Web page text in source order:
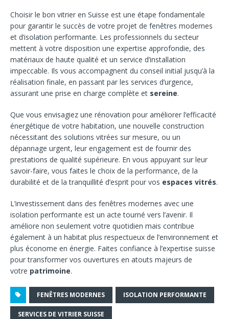
Choisir le bon vitrier en Suisse est une étape fondamentale
pour garantir le succès de votre projet de fenêtres modernes
et d’isolation performante. Les professionnels du secteur
mettent à votre disposition une expertise approfondie, des
matériaux de haute qualité et un service d’installation
impeccable. Ils vous accompagnent du conseil initial jusqu’à la
réalisation finale, en passant par les services d’urgence,
assurant une prise en charge complète et sereine.
Que vous envisagiez une rénovation pour améliorer l’efficacité
énergétique de votre habitation, une nouvelle construction
nécessitant des solutions vitrées sur mesure, ou un
dépannage urgent, leur engagement est de fournir des
prestations de qualité supérieure. En vous appuyant sur leur
savoir-faire, vous faites le choix de la performance, de la
durabilité et de la tranquillité d’esprit pour vos espaces vitrés.
L’investissement dans des fenêtres modernes avec une
isolation performante est un acte tourné vers l’avenir. Il
améliore non seulement votre quotidien mais contribue
également à un habitat plus respectueux de l’environnement et
plus économe en énergie. Faites confiance à l’expertise suisse
pour transformer vos ouvertures en atouts majeurs de
votre patrimoine.
FENÊTRES MODERNES ISOLATION PERFORMANTE
SERVICES DE VITRIER SUISSE